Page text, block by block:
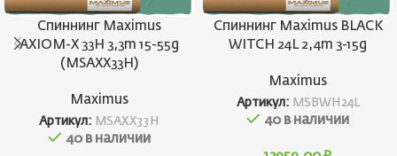
Спиннинг Maximus
AXIOM-X 33H 3,3m 15-55g
(MSAXX33H)
Maximus
Артикул: MSAXX33H
40 в наличии
Спиннинг Maximus BLACK
WITCH 24L 2,4m 3-15g
Maximus
Артикул: MSBWH24L
40 в наличии